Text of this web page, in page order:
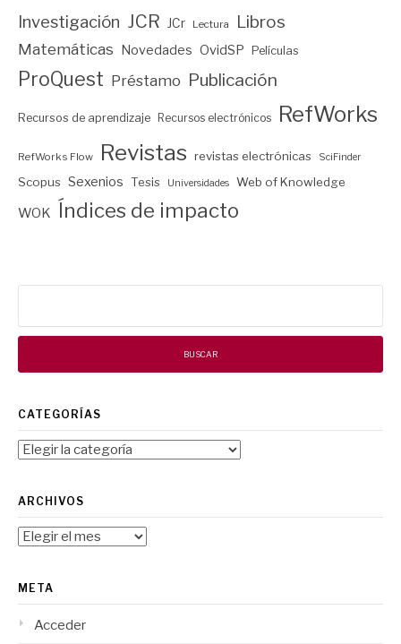
Investigación JCR JCr Lectura Libros
Matemáticas Novedades OvidSP Películas
ProQuest Préstamo Publicación
Recursos de aprendizaje Recursos electrónicos RefWorks
RefWorks Flow Revistas revistas electrónicas SciFinder
Scopus Sexenios Tesis Universidades Web of Knowledge
WOK Índices de impacto
CATEGORÍAS
Categorías
ARCHIVOS
Archivos
META
Acceder